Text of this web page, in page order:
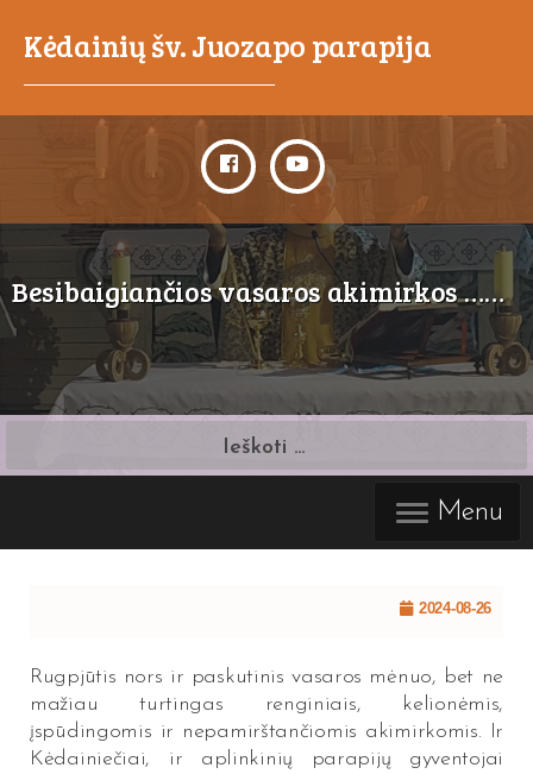
Kėdainių šv. Juozapo parapija
Besibaigiančios vasaros akimirkos ……
Menu
2024-08-26
Rugpjūtis nors ir paskutinis vasaros mėnuo, bet ne
mažiau turtingas renginiais, kelionėmis,
įspūdingomis ir nepamirštančiomis akimirkomis. Ir
Kėdainiečiai, ir aplinkinių parapijų gyventojai